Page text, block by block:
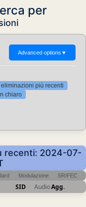
per
Advanced options ▼
eliminazioni più recenti
chiaro
recenti: 2024-07-
Modulazione SR/FEC
SID AudioAgg.